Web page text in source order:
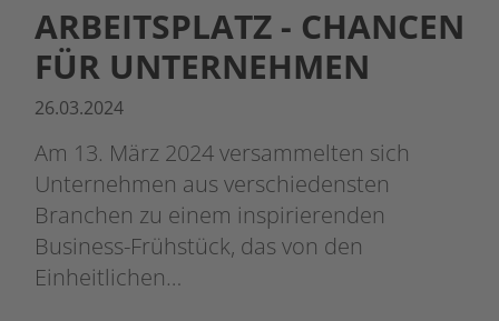
ARBEITSPLATZ - CHANCEN
FÜR UNTERNEHMEN
26.03.2024
Am 13. März 2024 versammelten sich
Unternehmen aus verschiedensten
Branchen zu einem inspirierenden
Business-Frühstück, das von den
Einheitlichen…